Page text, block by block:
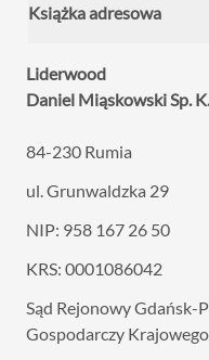
Książka adresowa
Liderwood
Daniel Miąskowski Sp. K.
84-230 Rumia
ul. Grunwaldzka 29
NIP: 958 167 26 50
KRS: 0001086042
Sąd Rejonowy Gdańsk-
Gospodarczy